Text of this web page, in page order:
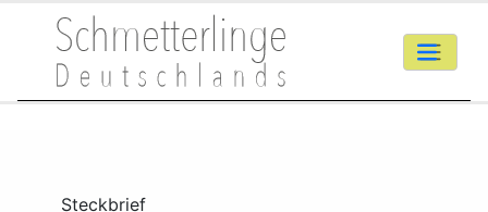
Steckbrief